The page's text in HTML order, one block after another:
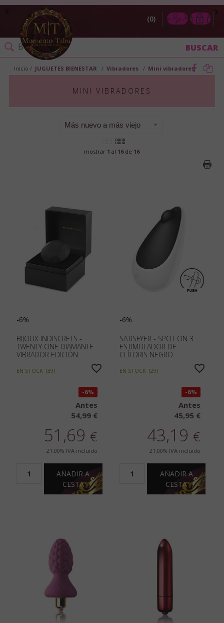
0
Inicio JUGUETES BIENESTAR Vibradores Mini vibradores
MINI VIBRADORES
mostrar 1 al 16de 16
-6%
BIJOUX INDISCRETS -
TWENTY ONE DIAMANTE
VIBRADOR EDICIÓN
EN STOCK (39)
6%
Antes
54,99 €
51,69 €
21.00% IVA incluido
AÑADIR A
CESTA
-6%
SATISFYER - SPOT ON 3
ESTIMULADOR DE
CLÍTORIS NEGRO
EN STOCK (29)
6%
Antes
45,95 €
43,19 €
21.00% IVA incluido
AÑADIR A
CESTA